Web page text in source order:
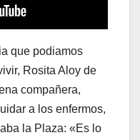
que podiamos
Rosita Aloy de
compañera,
a los enfermos,
la Plaza: «Es lo